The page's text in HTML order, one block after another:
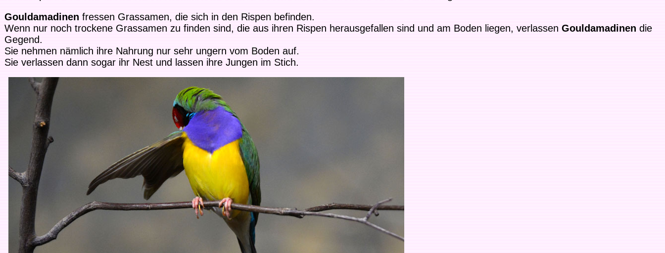
Gouldamadinenfressen Grassamen, die sich in den Rispen befinden.
Wenn nur noch trockene Grassamen zu finden sind, die aus ihren Rispen herausgefallen sind und am Boden liegen, verlassenGouldamadinendie
Gegend.
Sie nehmen nämlich ihre Nahrung nur sehr ungern vom Boden auf.
Sie verlassen dann sogar ihr Nest und lassen ihre Jungen im Stich.